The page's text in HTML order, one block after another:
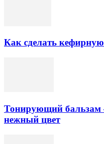
Как сделать
Тонирующий бальзам
нежный цвет